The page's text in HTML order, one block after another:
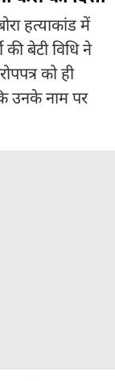
हत्याकांड में
बेटी विधि ने
को ही
उनके नाम पर